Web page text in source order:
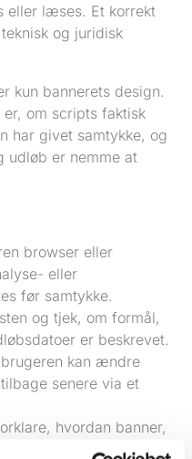
eller læses. Et korrekt
og juridisk
kun bannerets design.
om scripts faktisk
har givet samtykke, og
udløb er nemme at
browser eller
eller
før samtykke.
og tjek, om formål,
er beskrevet.
kan ændre
senere via et
hvordan banner,
spiller sammen i